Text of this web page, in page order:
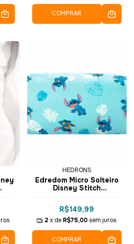
COMPRAR
HEDRONS
Edredom Micro Solteiro
Disney Stitch
- Hedrons
R$149,99
2 x de R$75,00 sem juros
COMPRAR